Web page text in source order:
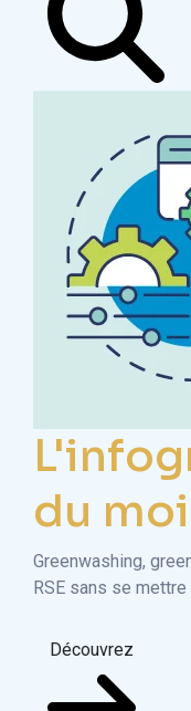
du
Greenwashing,
RSE sans se
Découvrez